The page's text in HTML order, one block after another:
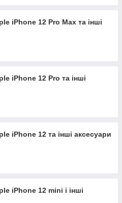
iPhone 12 Pro Max та інші
iPhone 12 Pro та інші
iPhone 12 та інші аксесуари
iPhone 12 mini і інші